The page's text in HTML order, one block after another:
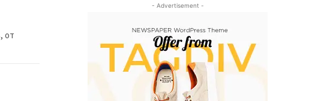
от
- Advertisement -